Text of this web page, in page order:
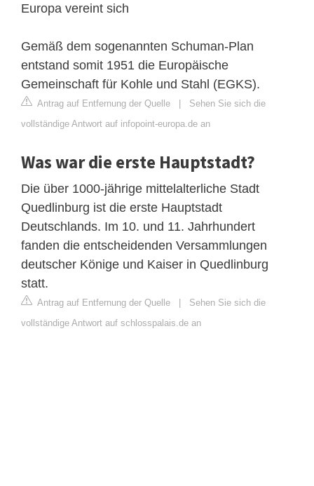
Europa vereint sich
Gemäß dem sogenannten Schuman-Plan
entstand somit 1951 die Europäische
Gemeinschaft für Kohle und Stahl (EGKS).
Antrag auf Entfernung der Quelle | Sehen Sie sich die
vollständige Antwort auf infopoint-europa.de an
Was war die erste Hauptstadt?
Die über 1000-jährige mittelalterliche Stadt
Quedlinburg ist die erste Hauptstadt
Deutschlands. Im 10. und 11. Jahrhundert
fanden die entscheidenden Versammlungen
deutscher Könige und Kaiser in Quedlinburg
statt.
Antrag auf Entfernung der Quelle | Sehen Sie sich die
vollständige Antwort auf schlosspalais.de an